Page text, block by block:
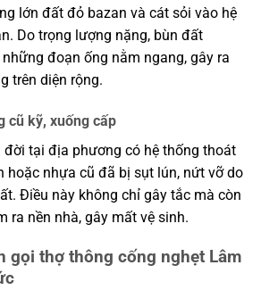
lớn đất đỏ bazan và cát sỏi vào hệ
Do trọng lượng nặng, bùn đất
đoạn ống nằm ngang, gây ra
trên diện rộng.
cũ kỹ, xuống cấp
đời tại địa phương có hệ thống thoát
hoặc nhựa cũ đã bị sụt lún, nứt vỡ do
Điều này không chỉ gây tắc mà còn
ra nền nhà, gây mất vệ sinh.
gọi thợ thông cống nghẹt Lâm